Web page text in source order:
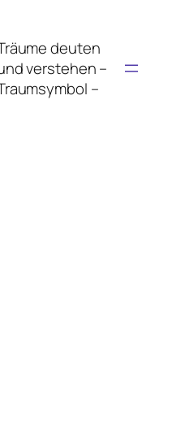
deuten
verstehen –
–